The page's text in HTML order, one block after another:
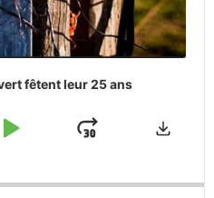
fêtent leur 25 ans
PLAY
JUMP